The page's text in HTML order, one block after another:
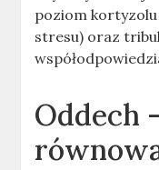
poziom
stresu) oraz
Oddech